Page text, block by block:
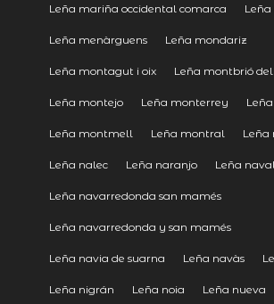
Leña mariña occidental comarca
Leña menàrguens Leña mondariz
Leña montagut i oix Leña montbrió
Leña montejo Leña monterrey
Leña montmell Leña montral Leña
Leña nalec Leña naranjo Leña
Leña navarredonda san mamés
Leña navarredonda y san mamés
Leña navia de suarna Leña navàs
Leña nigrán Leña noia Leña nueva